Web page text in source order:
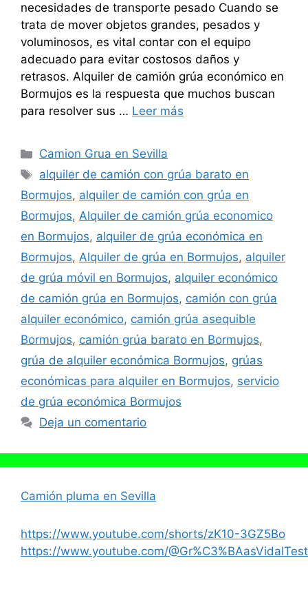
necesidades de transporte pesado Cuando se
trata de mover objetos grandes, pesados y
voluminosos, es vital contar con el equipo
adecuado para evitar costosos daños y
retrasos. Alquiler de camión grúa económico en
Bormujos es la respuesta que muchos buscan
para resolver sus … Leer más
Categorías
Camion Grua en Sevilla
Etiquetas
alquiler de camión con grúa barato en
Bormujos, alquiler de camión con grúa en
Bormujos, Alquiler de camión grúa economico
en Bormujos, alquiler de grúa económica en
Bormujos, Alquiler de grúa en Bormujos, alquiler
de grúa móvil en Bormujos, alquiler económico
de camión grúa en Bormujos, camión con grúa
alquiler económico, camión grúa asequible
Bormujos, camión grúa barato en Bormujos,
grúa de alquiler económica Bormujos, grúas
económicas para alquiler en Bormujos, servicio
de grúa económica Bormujos
Deja un comentario
Camión pluma en Sevilla
https://www.youtube.com/shorts/zK10-3GZ5Bo
https://www.youtube.com/